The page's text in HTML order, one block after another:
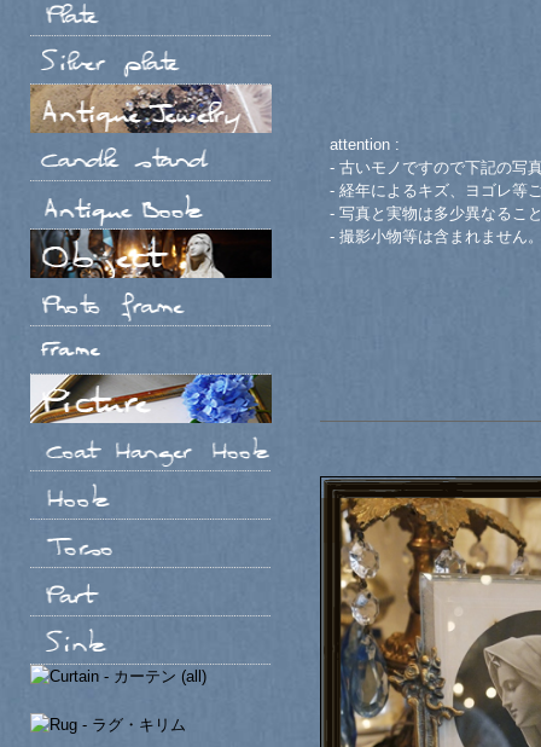
attention :
- 古いモノですので下記の写
- 経年によるキズ、ヨゴレ等
- 写真と実物は多少異なるこ
- 撮影小物等は含まれません